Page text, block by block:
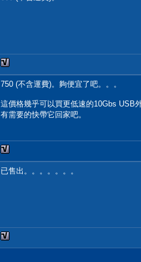
750 (不含運費)。夠便宜了吧。。。
這價格幾乎可以買更低速的10Gbs USB
有需要的快帶它回家吧。
已售出。。。。。。。